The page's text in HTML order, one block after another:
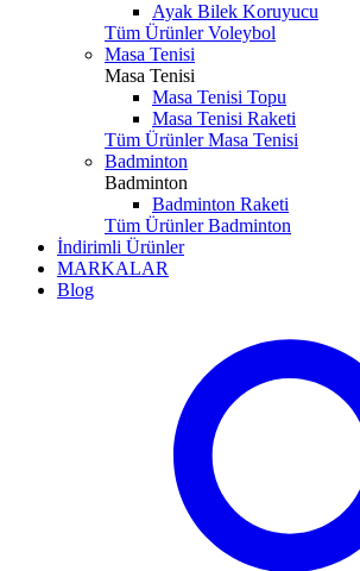
Ayak Bilek Koruyucu
Tüm Ürünler Voleybol
Masa Tenisi
Masa Tenisi
Masa Tenisi Topu
Masa Tenisi Raketi
Tüm Ürünler Masa Tenisi
Badminton
Badminton
Badminton Raketi
Tüm Ürünler Badminton
İndirimli Ürünler
MARKALAR
Blog